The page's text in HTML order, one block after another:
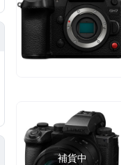
補貨中